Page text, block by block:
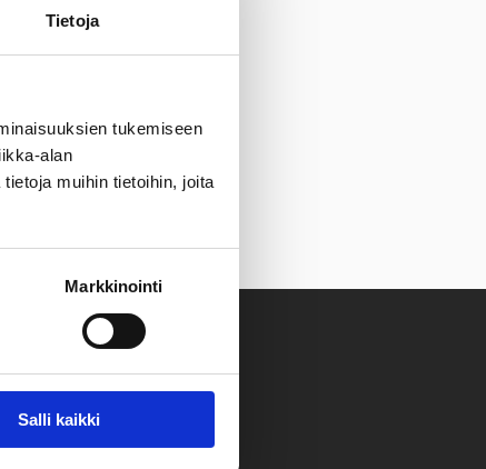
Tietoja
tukemiseen
alan
muihin tietoihin, joita
Markkinointi
Salli kaikki
20.12.2022.